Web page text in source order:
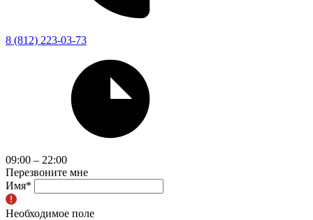
8 (812) 223-03-73
09:00 – 22:00
Перезвоните мне
Имя*
Необходимое поле